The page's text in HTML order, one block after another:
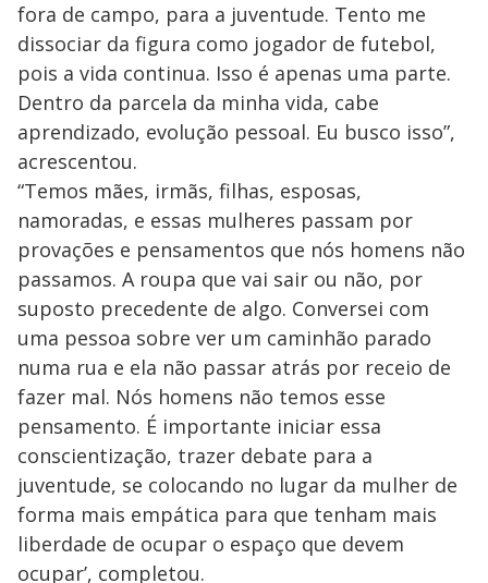
fora de campo, para a juventude. Tento me
dissociar da figura como jogador de futebol,
pois a vida continua. Isso é apenas uma parte.
Dentro da parcela da minha vida, cabe
aprendizado, evolução pessoal. Eu busco isso”,
acrescentou.
“Temos mães, irmãs, filhas, esposas,
namoradas, e essas mulheres passam por
provações e pensamentos que nós homens não
passamos. A roupa que vai sair ou não, por
suposto precedente de algo. Conversei com
uma pessoa sobre ver um caminhão parado
numa rua e ela não passar atrás por receio de
fazer mal. Nós homens não temos esse
pensamento. É importante iniciar essa
conscientização, trazer debate para a
juventude, se colocando no lugar da mulher de
forma mais empática para que tenham mais
liberdade de ocupar o espaço que devem
ocupar’, completou.